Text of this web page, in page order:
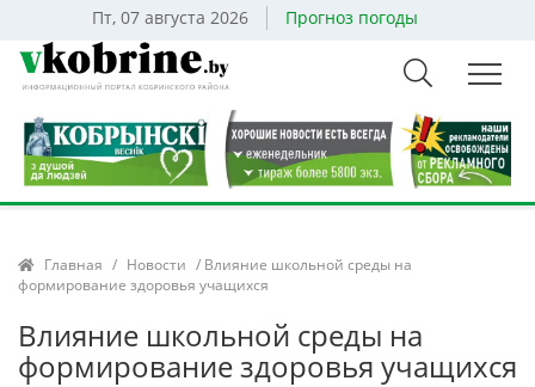
Пт, 07 августа 2026 Прогноз погоды
Главная / Новости / Влияние школьной среды на
формирование здоровья учащихся
Влияние школьной среды на
формирование здоровья учащихся